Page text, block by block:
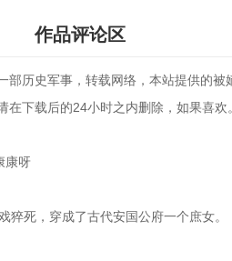
作品评论区
部历史军事，转载网络，本站提供的
下载后的24小时之内删除，如果喜欢
康呀
死，穿成了古代安国公府一个庶女。